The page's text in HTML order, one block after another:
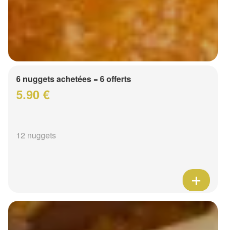
6 nuggets achetées = 6 offerts
5.90 €
12 nuggets